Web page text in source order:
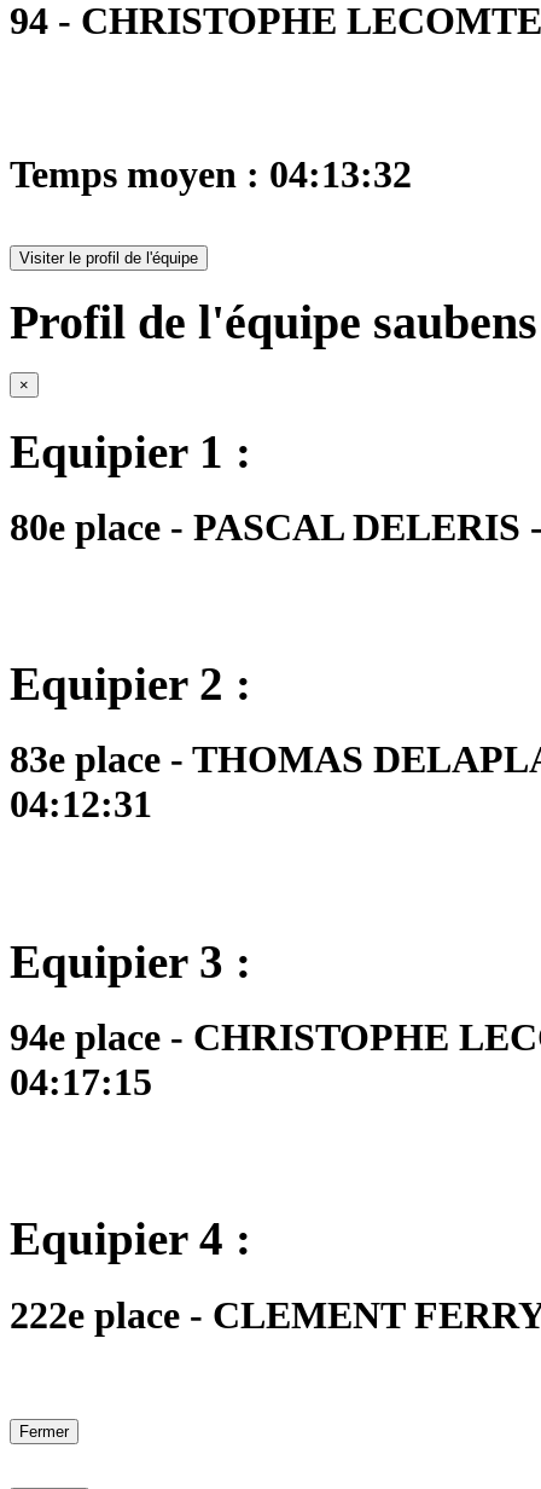
94 - CHRISTOPHE
Temps moyen : 04:13:32
Visiter le profil de l'équipe
Profil de l'équipe
×
Equipier 1 :
80e place - PASCAL
Equipier 2 :
83e place - THOMAS
04:12:31
Equipier 3 :
94e place - CHRISTOPHE
04:17:15
Equipier 4 :
222e place - CLEMENT
Fermer